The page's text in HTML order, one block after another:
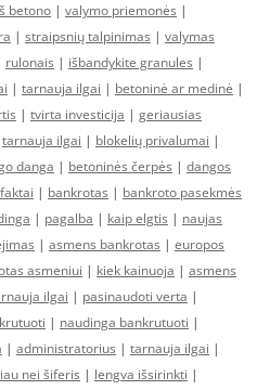
betono | valymo priemonės |
| straipsnių talpinimas | valymas
rulonais | išbandykite granules |
| tarnauja ilgai | betoninė ar medinė |
| tvirta investicija | geriausias
tarnauja ilgai | blokelių privalumai |
danga | betoninės čerpės | dangos
faktai | bankrotas | bankroto pasekmės
| pagalba | kaip elgtis | naujas
| asmens bankrotas | europos
asmeniui | kiek kainuoja | asmens
ilgai | pasinaudoti verta |
| naudinga bankrutuoti |
| administratorius | tarnauja ilgai |
nei šiferis | lengva išsirinkti |